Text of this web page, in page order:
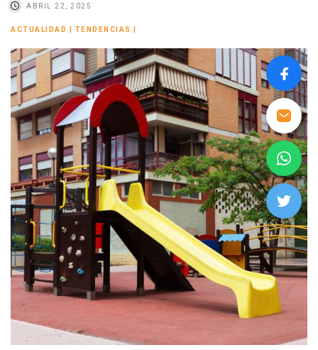
ABRIL 22, 2025
ACTUALIDAD TENDENCIAS